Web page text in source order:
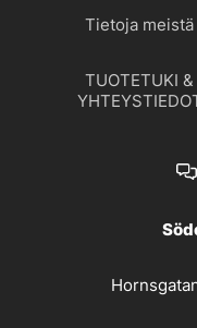
Tietoja meistä
TUOTETUKI &